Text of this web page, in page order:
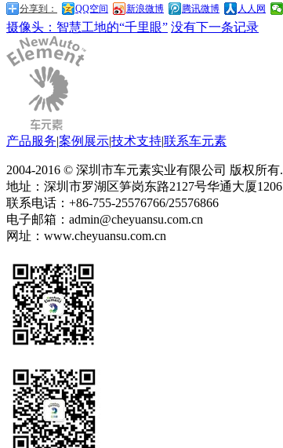
分享到： QQ空间 新浪微博 腾讯微博 人人网
摄像头：智慧工地的“千里眼” 没有下一条记录
产品服务|案例展示|技术支持|联系车元素
2004-2016 © 深圳市车元素实业有限公司 版权所有.
地址：深圳市罗湖区笋岗东路2127号华通大厦1206
联系电话：+86-755-25576766/25576866
电子邮箱：admin@cheyuansu.com.cn
网址：www.cheyuansu.com.cn